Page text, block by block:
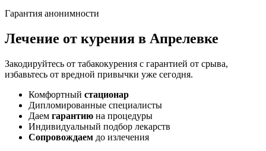
Гарантия анонимности
Лечение от курения в Апрелевке
Закодируйтесь от табакокурения с гарантией от срыва,
избавьтесь от вредной привычки уже сегодня.
Комфортный стационар
Дипломированные специалисты
Даем гарантию на процедуры
Индивидуальный подбор лекарств
Сопровождаем до излечения